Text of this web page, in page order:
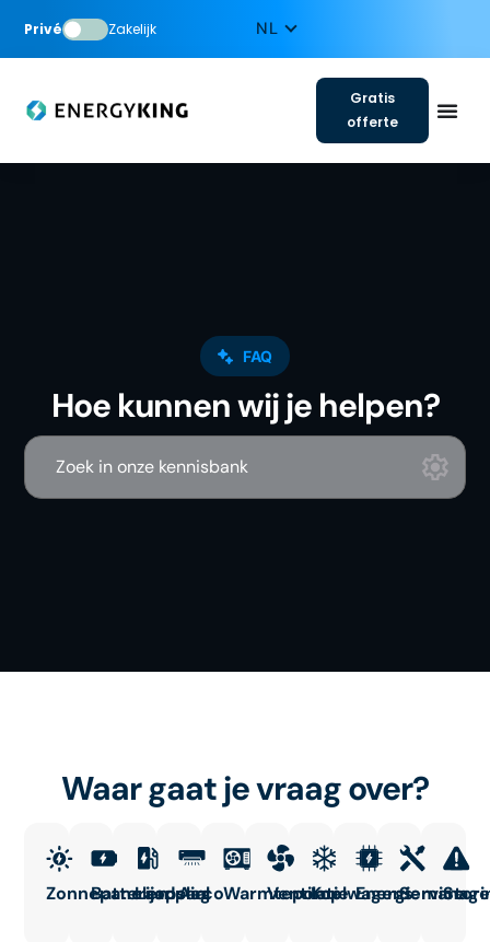
Privé Zakelijk
Gratis
offerte
FAQ
Hoe kunnen wij je helpen?
Waar gaat je vraag over?
Zonnepanelen
Batterijopslag
Laadpaal
AircoWarmtepomp
VentilatieKoelwagensService